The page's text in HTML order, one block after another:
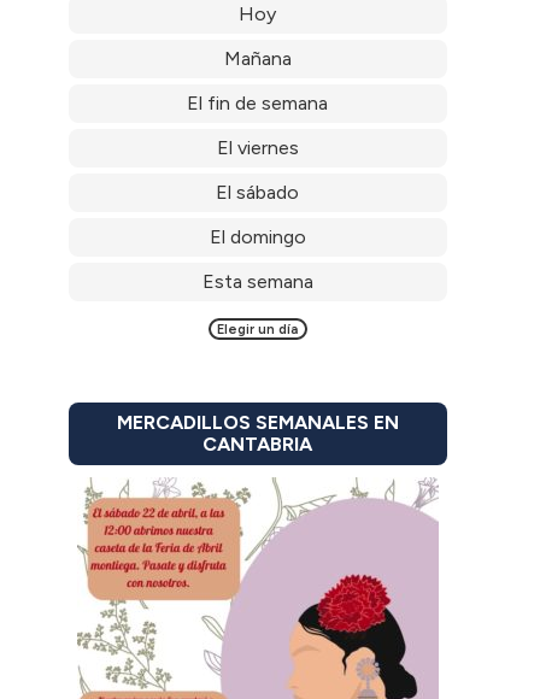
Hoy
Mañana
El fin de semana
El viernes
El sábado
El domingo
Esta semana
Elegir un día
MERCADILLOS SEMANALES EN
CANTABRIA